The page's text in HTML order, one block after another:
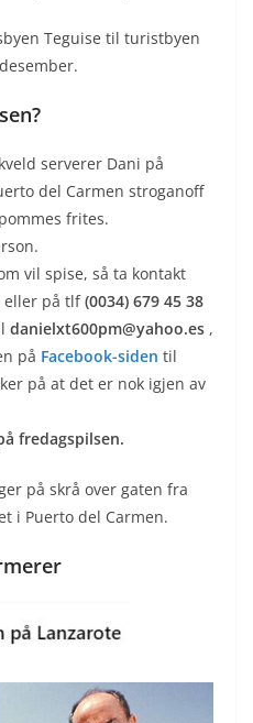
Teguise til turistbyen
serverer Dani på
del Carmen stroganoff
frites.
vil spise, så ta kontakt
eller på tlf(0034) 679 45 38
danielxt600pm@yahoo.es ,
på Facebook-siden til
på at det er nok igjen av
fredagspilsen.
på skrå over gaten fra
i Puerto del Carmen.